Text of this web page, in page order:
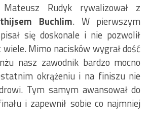
Rudyk rywalizował z
Buchlim. W pierwszym
się doskonale i nie pozwolił
Mimo nacisków wygrał dość
nasz zawodnik bardzo mocno
okrążeniu i na finiszu nie
Tym samym awansował do
i zapewnił sobie co najmniej